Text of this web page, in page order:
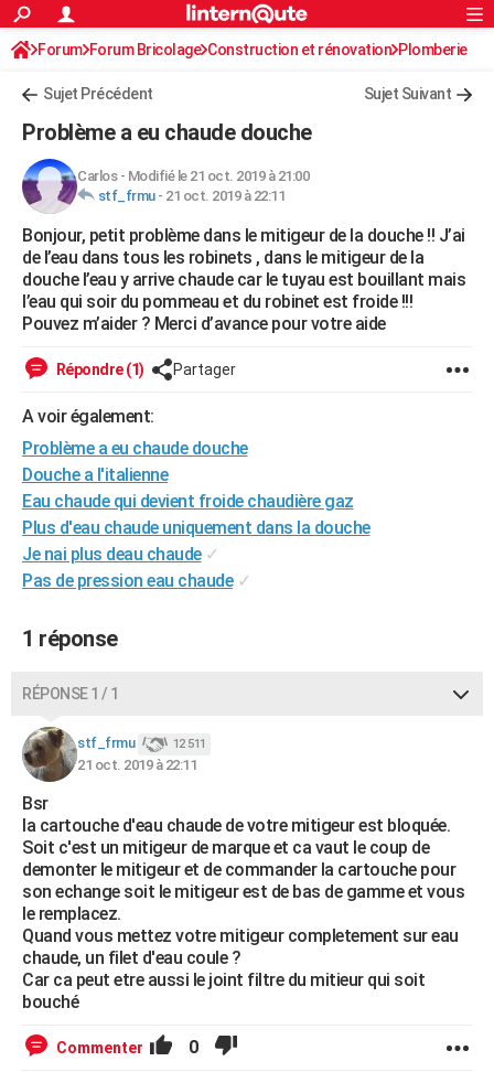
ACTUALITÉS
Politique
Société
Faits Divers
Education
Monde
Villes
+
FINANCE
Retraite
Impôts
Epargne
Immobilier
Risques naturels par ville
Banque
Assurance
Crédit
AUTO
Essais
Réserver un essai
Citadines
Berlines
SUV
Forum auto
+HIGH-TECH
Mobiles
Meilleur smartphone
Internet
Ordinateurs
Jeux vidéo
Guide high-tech
+BRICOLAGE
Forum
Aménagement intérieur
Extérieur
Cuisine
Salle de bains
Jardinage
Rangement
Guides de France
Escapades
Patrimoine
Expositions
Musées
Week-end nature
Art de vivre
Bien-être
Loisirs
Mode
Modes de vie
Alimentation
Guide de la santé
Maladies
Médicaments
Sommeil
VOYAGE
Voyage de noces
PHOTO
GUIDES D'ACHAT
CARTE DE VOEUX
Carte de Noël
Carte Bonne année
Carte Saint-Valentin
Carte Pâques
Carte d'anniversaire
DICTIONNAIRE
Dictionnaire
Biographies
Citations
Expressions
Proverbes
PROGRAMME TV
S'inscrire
Se connecter
Lycées
Collèges
Primaires
Universités
Entreprises
Service militaire
Avis de recherche
AVIS DE DÉCÈS
FORUM
Bricolage
Lifestyle
Culture
Sport
Auto
Television
Voyage
Cinema
Rechercher
S'inscrire
Connexion
Forum Forum Bricolage Construction et rénovation Plomberie
Sujet Précédent Sujet Suivant
Problème a eu chaude douche
Carlos- Modifié le 21 oct. 2019 à 21:00
stf_frmu- 21 oct. 2019 à 22:11
Bonjour, petit problème dans le mitigeur de la douche !! J’ai
de l’eau dans tous les robinets , dans le mitigeur de la
douche l’eau y arrive chaude car le tuyau est bouillant mais
l’eau qui soir du pommeau et du robinet est froide !!!
Pouvez m’aider ? Merci d’avance pour votre aide
Répondre (1) Partager
A voir également:
Problème a eu chaude douche
Douche a l'italienne
Eau chaude qui devient froide chaudière gaz
Plus d'eau chaude uniquement dans la douche
Je nai plus deau chaude ✓
Pas de pression eau chaude ✓
1 réponse
RÉPONSE 1 / 1
stf_frmu 12 511
21 oct. 2019 à 22:11
Bsr
la cartouche d'eau chaude de votre mitigeur est bloquée.
Soit c'est un mitigeur de marque et ca vaut le coup de
demonter le mitigeur et de commander la cartouche pour
son echange soit le mitigeur est de bas de gamme et vous
le remplacez.
Quand vous mettez votre mitigeur completement sur eau
chaude, un filet d'eau coule ?
Car ca peut etre aussi le joint filtre du mitieur qui soit
bouché
Commenter 0